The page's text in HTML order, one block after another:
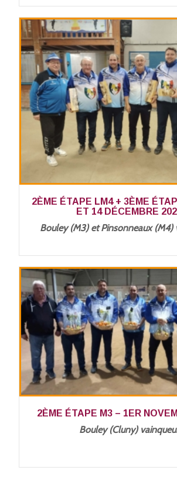
2ÈME ÉTAPE LM4 + 3ÈME
ET 14 DÉCEMBRE
Bouley (M3) et Pinsonneaux (M4)
2ÈME ÉTAPE M3 – 1ER
Bouley (Cluny)